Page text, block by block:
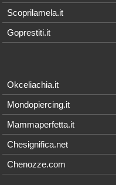
Scoprilamela.it
Goprestiti.it
Okceliachia.it
Mondopiercing.it
Mammaperfetta.it
Chesignifica.net
Chenozze.com